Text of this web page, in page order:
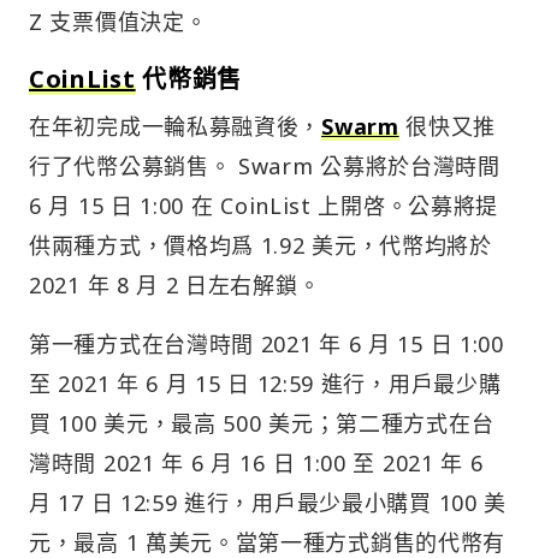
Z 支票價值決定。
CoinList代幣銷售
在年初完成一輪私募融資後，Swarm很快又推
行了代幣公募銷售。 Swarm 公募將於台灣時間
6 月 15 日 1:00 在 CoinList 上開啓。公募將提
供兩種方式，價格均爲 1.92 美元，代幣均將於
2021 年 8 月 2 日左右解鎖。
第一種方式在台灣時間 2021 年 6 月 15 日 1:00
至 2021 年 6 月 15 日 12:59 進行，用戶最少購
買 100 美元，最高 500 美元；第二種方式在台
灣時間 2021 年 6 月 16 日 1:00 至 2021 年 6
月 17 日 12:59 進行，用戶最少最小購買 100 美
元，最高 1 萬美元。當第一種方式銷售的代幣有